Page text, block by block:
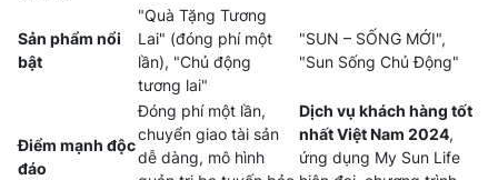
Sản phẩm nổi
bật
"Quà Tặng Tương
Lai" (đóng phí một
lần), "Chủ động
tương lai"
"SUN – SỐNG MỚI",
"Sun Sống Chủ Động"
Điểm mạnh độc
đáo
Đóng phí một lần,
chuyển giao tài sản
dễ dàng, mô hình
Dịch vụ khách hàng tốt
nhất Việt Nam 2024,
ứng dụng My Sun Life